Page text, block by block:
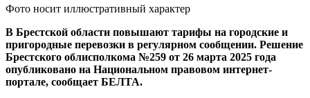
Фото носит иллюстративный характер
В Брестской области повышают тарифы на городские и
пригородные перевозки в регулярном сообщении. Решение
Брестского облисполкома №259 от 26 марта 2025 года
опубликовано на Национальном правовом интернет-
портале, сообщает БЕЛТА.